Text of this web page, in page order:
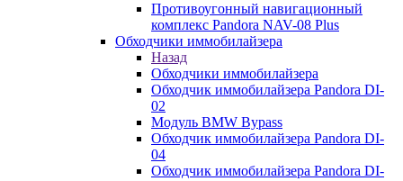
Противоугонный навигационный
комплекс Pandora NAV-08 Plus
Обходчики иммобилайзера
Назад
Обходчики иммобилайзера
Обходчик иммобилайзера Pandora DI-
02
Модуль BMW Bypass
Обходчик иммобилайзера Pandora DI-
04
Обходчик иммобилайзера Pandora DI-